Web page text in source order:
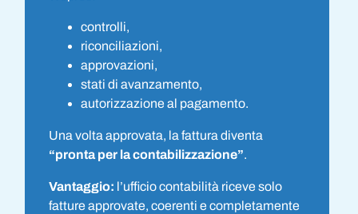
controlli,
riconciliazioni,
approvazioni,
stati di avanzamento,
autorizzazione al pagamento.
Una volta approvata, la fattura diventa
“pronta per la contabilizzazione”.
Vantaggio: l’ufficio contabilità riceve solo
fatture approvate, coerenti e completamente